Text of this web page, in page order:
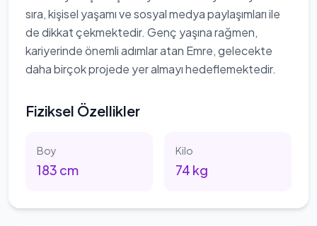
sıra, kişisel yaşamı ve sosyal medya paylaşımları ile
de dikkat çekmektedir. Genç yaşına rağmen,
kariyerinde önemli adımlar atan Emre, gelecekte
daha birçok projede yer almayı hedeflemektedir.
Fiziksel Özellikler
Boy
183 cm
Kilo
74 kg